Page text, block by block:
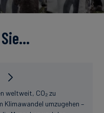
weltweit, CO₂ zu
Klimawandel umzugehen –